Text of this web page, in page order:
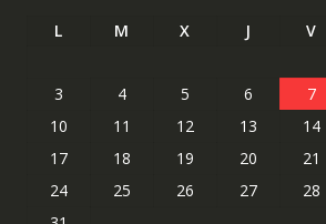
L M X J V
3
4 5 6 7
10
11 12 13 14
17
18 19 20 21
24
25 26 27 28